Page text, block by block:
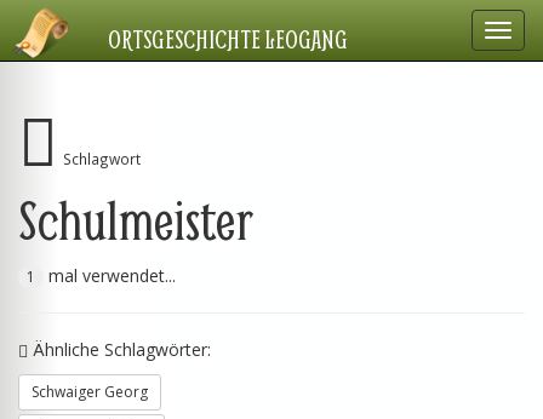
ORTSGESCHICHTE LEOGANG
Schlagwort
Schulmeister
1 mal verwendet...
Ähnliche Schlagwörter:
Schwaiger Georg